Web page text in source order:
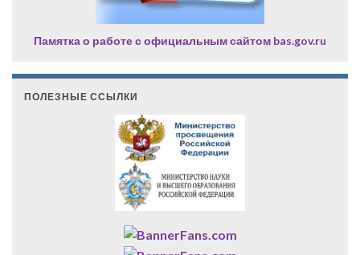
Памятка о работе с официальным сайтом bas.gov.ru
ПОЛЕЗНЫЕ ССЫЛКИ